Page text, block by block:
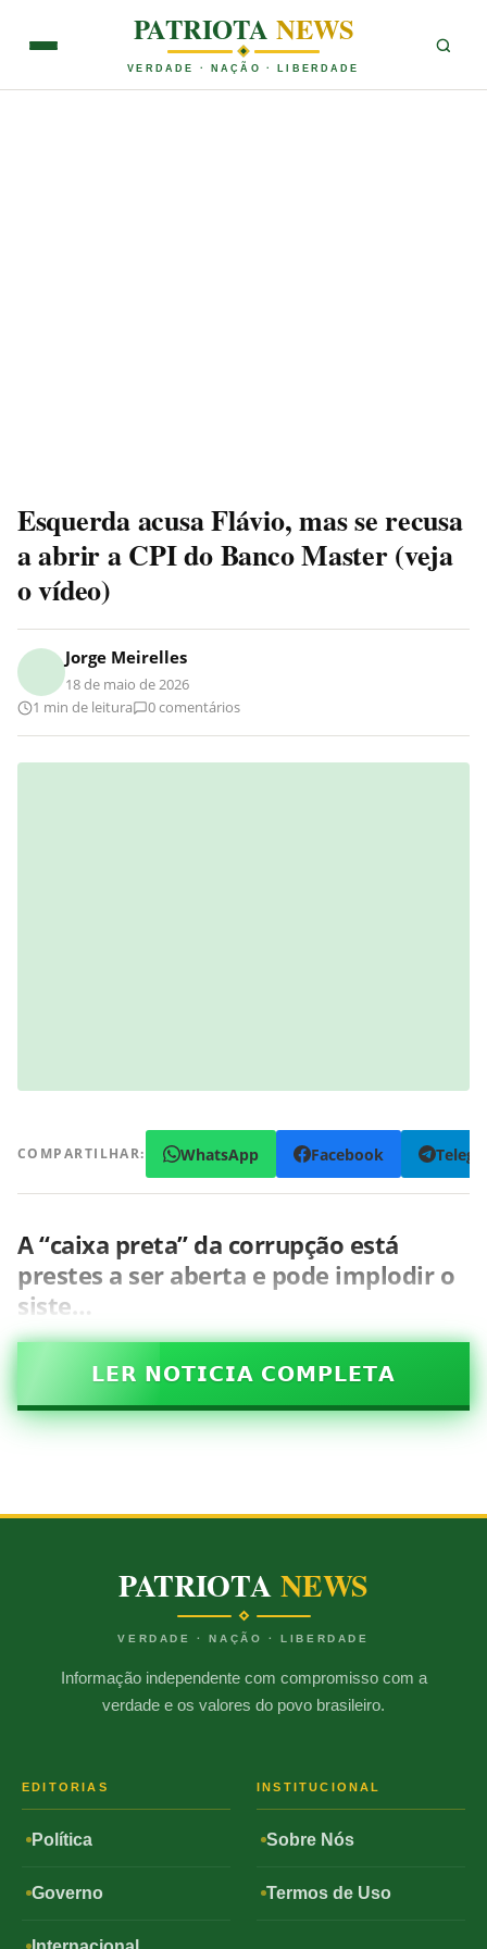
PATRIOTANEWS
VERDADE · NAÇÃO · LIBERDADE
Esquerda acusa Flávio, mas se recusa
a abrir a CPI do Banco Master (veja
o vídeo)
Jorge Meirelles
18 de maio de 2026
1 min de leitura
0 comentários
COMPARTILHAR: WhatsApp Facebook
A “caixa preta” da corrupção está
prestes a ser aberta e pode implodir o
siste…
𝗟𝗘𝗥 𝗡𝗢𝗧𝗜𝗖𝗜𝗔 𝗖𝗢𝗠𝗣𝗟𝗘𝗧𝗔
PATRIOTANEWS
VERDADE · NAÇÃO · LIBERDADE
Informação independente com compromisso com a
verdade e os valores do povo brasileiro.
EDITORIAS
Política
Governo
INSTITUCIONAL
Sobre Nós
Termos de Uso